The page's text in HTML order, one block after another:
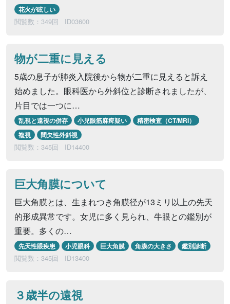
花火が眩しい
閲覧数：349回 ID03600
物が二重に見える
5歳の息子が肺炎入院後から物が二重に見えると訴え
始めました。眼科医から外斜位と診断されましたが、
片目では一つに…
乱視と遠視の併存 小児眼筋麻痺疑い
精密検査（CT/MRI）
複視
間欠性外斜視
閲覧数：345回 ID14400
巨大角膜について
巨大角膜とは、生まれつき角膜径が13ミリ以上の先天
的形成異常です。女児に多く見られ、牛眼との鑑別が
重要。多くの…
先天性眼疾患 小児眼科 巨大角膜 角膜の大きさ 鑑別診断
閲覧数：345回 ID13400
３歳半の遠視